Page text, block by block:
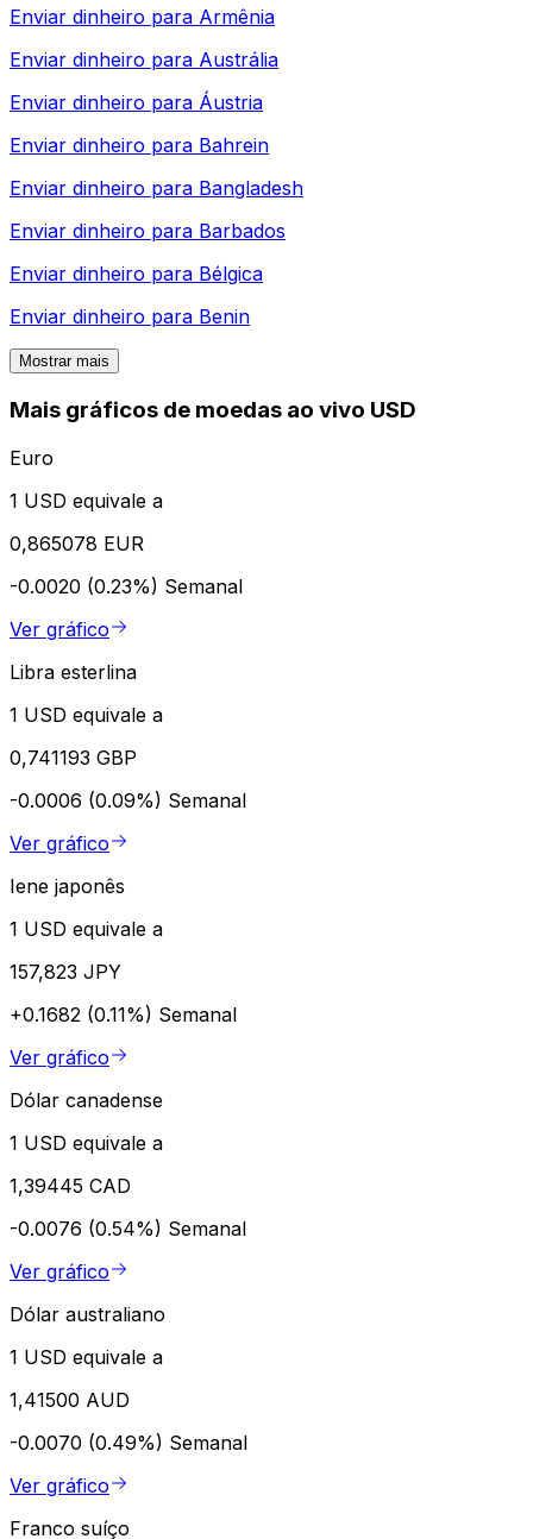
Enviar dinheiro para Armênia
Enviar dinheiro para Austrália
Enviar dinheiro para Áustria
Enviar dinheiro para Bahrein
Enviar dinheiro para Bangladesh
Enviar dinheiro para Barbados
Enviar dinheiro para Bélgica
Enviar dinheiro para Benin
Mostrar mais
Mais gráficos de moedas ao vivo USD
Euro
1 USD equivale a
0,865078 EUR
-0.0020 (0.23%) Semanal
Ver gráfico
Libra esterlina
1 USD equivale a
0,741193 GBP
-0.0006 (0.09%) Semanal
Ver gráfico
Iene japonês
1 USD equivale a
157,823 JPY
+0.1682 (0.11%) Semanal
Ver gráfico
Dólar canadense
1 USD equivale a
1,39445 CAD
-0.0076 (0.54%) Semanal
Ver gráfico
Dólar australiano
1 USD equivale a
1,41500 AUD
-0.0070 (0.49%) Semanal
Ver gráfico
Franco suíço